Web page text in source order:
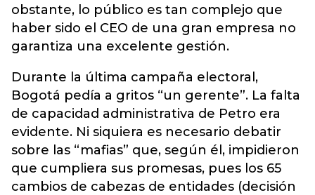
obstante, lo público es tan complejo que
haber sido el CEO de una gran empresa no
garantiza una excelente gestión.
Durante la última campaña electoral,
Bogotá pedía a gritos “un gerente”. La falta
de capacidad administrativa de Petro era
evidente. Ni siquiera es necesario debatir
sobre las “mafias” que, según él, impidieron
que cumpliera sus promesas, pues los 65
cambios de cabezas de entidades (decisión